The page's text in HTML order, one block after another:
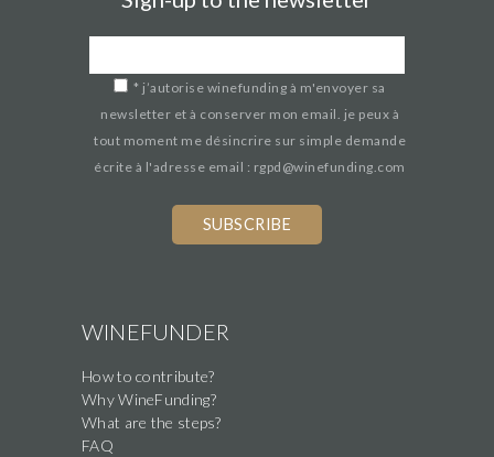
* j’autorise winefunding à m'envoyer sa
newsletter et à conserver mon email. je peux à
tout moment me désincrire sur simple demande
écrite à l'adresse email : rgpd@winefunding.com
WINEFUNDER
How to contribute?
Why WineFunding?
What are the steps?
FAQ